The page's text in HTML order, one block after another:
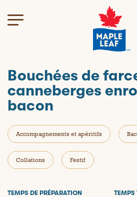
Bouchées de
canneberges
bacon
Accompagnements et apéritifs
Collations Festif
TEMPS DE PRÉPARATION TEMPS